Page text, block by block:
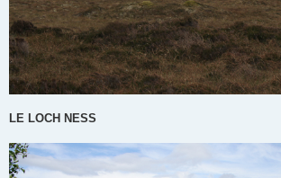
LE LOCH NESS